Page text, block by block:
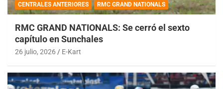
CENTRALES ANTERIORES RMC GRAND NATIONALS
RMC GRAND NATIONALS: Se cerró el sexto
capítulo en Sunchales
26 julio, 2026 E-Kart